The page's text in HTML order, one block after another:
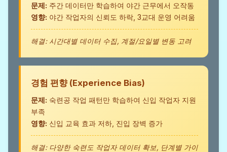
문제: 주간 데이터만 학습하여 야간 근무에서 오작동
영향: 야간 작업자의 신뢰도 하락, 3교대 운영 어려움
해결: 시간대별 데이터 수집, 계절/요일별 변동 고려
경험 편향 (Experience Bias)
문제: 숙련공 작업 패턴만 학습하여 신입 작업자 지원
부족
영향: 신입 교육 효과 저하, 진입 장벽 증가
해결: 다양한 숙련도 작업자 데이터 확보, 단계별 가이